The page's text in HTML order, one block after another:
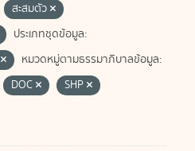
สะสมตัว
ประเภทชุดข้อมูล:
หมวดหมู่ตามธรรมาภิบาลข้อมูล:
DOC
SHP